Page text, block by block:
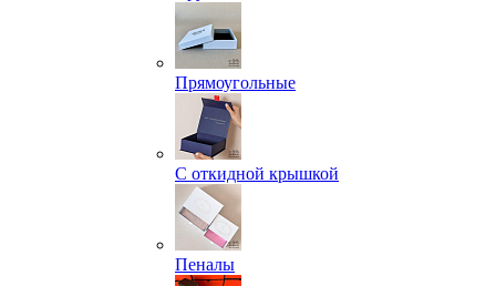
Прямоугольные
С откидной крышкой
Пеналы